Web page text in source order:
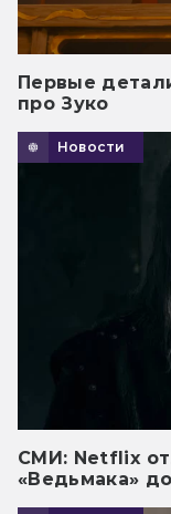
Первые
про Зуко
Новости
СМИ: Netflix
«Ведьмака»